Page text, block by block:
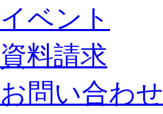
イベント
資料請求
お問い合わせ